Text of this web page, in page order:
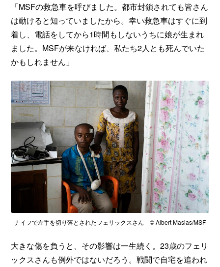
「MSFの救急車を呼びました。都市封鎖されても皆さん
は動けると知っていましたから。幸い救急車はすぐに到
着し、電話をしてから1時間もしないうちに娘が生まれ
ました。MSFが来なければ、私たち2人とも死んでいた
かもしれません」
ナイフで左手を切り落とされたフェリックスさん © Albert Masias/MSF
大きな傷を負うと、その影響は一生続く。23歳のフェリ
ックスさんも例外ではないだろう。戦闘で自宅を追われ